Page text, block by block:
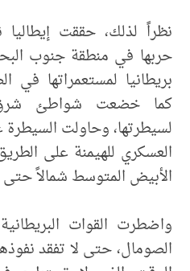
نظراً لذلك، حققت
حربها في منطقة جنوب
بريطانيا لمستعمراتها في
كما خضعت شواطئ شرق
لسيطرتها، وحاولت
العسكري للهيمنة على
الأبيض المتوسط شمالاً حتى
واضطرت القوات
الصومال، حتى لا تفقد